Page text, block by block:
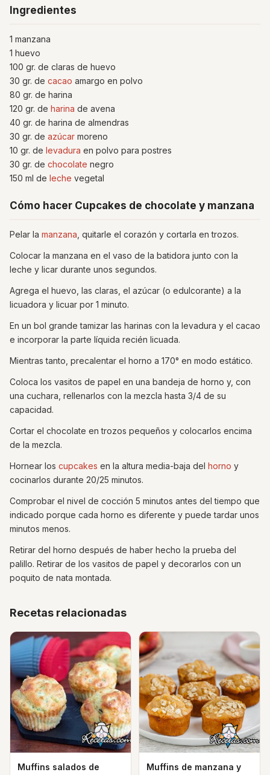
Ingredientes
1 manzana
1 huevo
100 gr. de claras de huevo
30 gr. de cacao amargo en polvo
80 gr. de harina
120 gr. de harina de avena
40 gr. de harina de almendras
30 gr. de azúcar moreno
10 gr. de levadura en polvo para postres
30 gr. de chocolate negro
150 ml de leche vegetal
Cómo hacer Cupcakes de chocolate y manzana
Pelar la manzana , quitarle el corazón y cortarla en trozos.
Colocar la manzana en el vaso de la batidora junto con la
leche y licar durante unos segundos.
Agrega el huevo, las claras, el azúcar (o edulcorante) a la
licuadora y licuar por 1 minuto.
En un bol grande tamizar las harinas con la levadura y el cacao
e incorporar la parte líquida recién licuada.
Mientras tanto, precalentar el horno a 170° en modo estático.
Coloca los vasitos de papel en una bandeja de horno y, con
una cuchara, rellenarlos con la mezcla hasta 3/4 de su
capacidad.
Cortar el chocolate en trozos pequeños y colocarlos encima
de la mezcla.
Hornear los cupcakes en la altura media-baja del horno y
cocinarlos durante 20/25 minutos.
Comprobar el nivel de cocción 5 minutos antes del tiempo que
indicado porque cada horno es diferente y puede tardar unos
minutos menos.
Retirar del horno después de haber hecho la prueba del
palillo. Retirar de los vasitos de papel y decorarlos con un
poquito de nata montada.
Recetas relacionadas
Muffins salados de
Muffins de manzana y